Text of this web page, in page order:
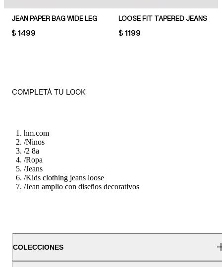
JEAN PAPER BAG WIDE LEG
PRICE:
$ 1499
LOOSE FIT TAPERED JEANS
PRICE:
$ 1199
COMPLETÁ TU LOOK
hm.com
/Ninos
/2 8a
/Ropa
/Jeans
/Kids clothing jeans loose
/Jean amplio con diseños decorativos
COLECCIONES